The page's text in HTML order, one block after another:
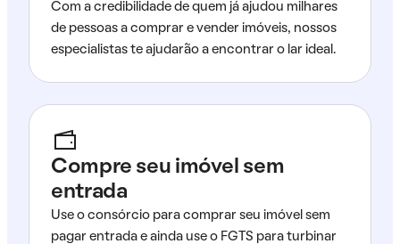
Com a credibilidade de quem já ajudou milhares
de pessoas a comprar e vender imóveis, nossos
especialistas te ajudarão a encontrar o lar ideal.
Compre seu imóvel sem
entrada
Use o consórcio para comprar seu imóvel sem
pagar entrada e ainda use o FGTS para turbinar